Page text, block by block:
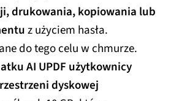
drukowania, kopiowania lub
z użyciem hasła.
do tego celu w chmurze.
AI UPDF użytkownicy
dyskowej